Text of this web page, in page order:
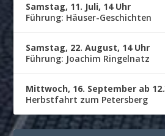
Samstag, 11. Juli, 14 Uhr
Führung: Häuser-Geschichten
Samstag, 22. August, 14 Uhr
Führung: Joachim Ringelnatz
Mittwoch, 16. September ab
Herbstfahrt zum Petersberg